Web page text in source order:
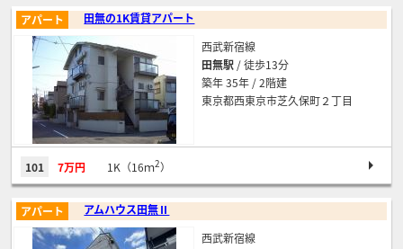
田無の1K賃貸アパート
アパート
西武新宿線
田無駅 / 徒歩13分
築年 35年 / 2階建
東京都西東京市芝久保町２丁目
101 7万円 1K（16ｍ2）
アムハウス田無Ⅱ
アパート
西武新宿線